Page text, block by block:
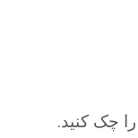
را چک کنید.